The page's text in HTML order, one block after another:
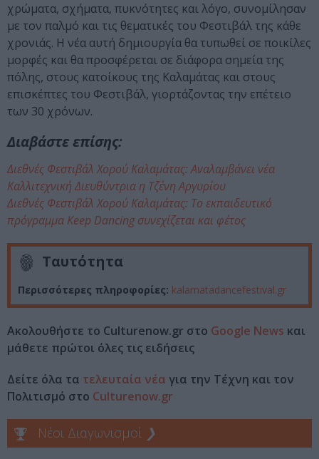
χρώματα, σχήματα, πυκνότητες και λόγο, συνομίλησαν
με τον παλμό και τις θεματικές του Φεστιβάλ της κάθε
χρονιάς. Η νέα αυτή δημιουργία θα τυπωθεί σε ποικίλες
μορφές και θα προσφέρεται σε διάφορα σημεία της
πόλης, στους κατοίκους της Καλαμάτας και στους
επισκέπτες του Φεστιβάλ, γιορτάζοντας την επέτειο
των 30 χρόνων.
Διαβάστε επίσης:
Διεθνές Φεστιβάλ Χορού Καλαμάτας: Αναλαμβάνει νέα
Καλλιτεχνική Διευθύντρια η Τζένη Αργυρίου
Διεθνές Φεστιβάλ Χορού Καλαμάτας: To εκπαιδευτικό
πρόγραμμα Keep Dancing συνεχίζεται και φέτος
Ταυτότητα
Περισσότερες πληροφορίες: kalamatadancefestival.gr
Ακολουθήστε το Culturenow.gr στο Google News και
μάθετε πρώτοι όλες τις ειδήσεις
Δείτε όλα τα τελευταία νέα για την Τέχνη και τον
Πολιτισμό στο Culturenow.gr
Νέοι Διαγωνισμοί ❯